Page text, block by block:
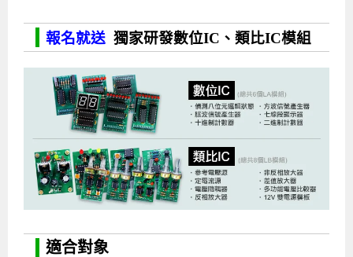
報名就送 獨家研發數位IC、類比IC模組
適合對象